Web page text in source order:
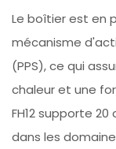
Le boîtier est en
mécanisme
(PPS), ce qui
chaleur et une
FH12 supporte
dans les